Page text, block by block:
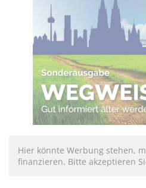
Hier könnte Werbung stehen,
finanzieren. Bitte akzeptieren